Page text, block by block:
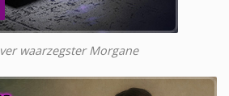
waarzegster Morgane